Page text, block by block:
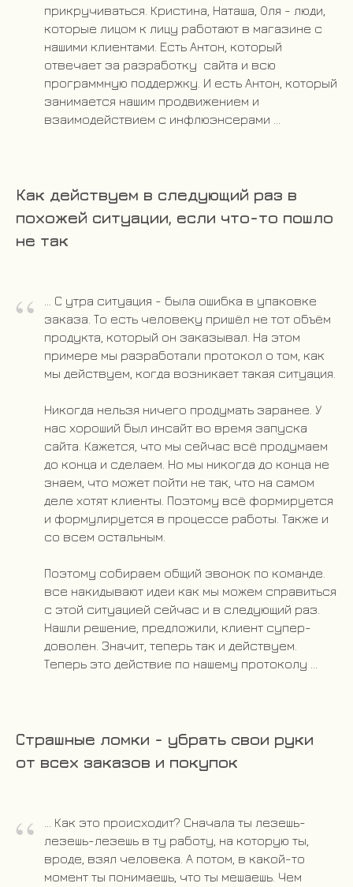
прикручиваться. Кристина, Наташа, Оля - люди,
которые лицом к лицу работают в магазине с
нашими клиентами. Есть Антон, который
отвечает за разработку сайта и всю
программную поддержку. И есть Антон, который
занимается нашим продвижением и
взаимодействием с инфлюэнсерами ...
Как действуем в следующий раз в
похожей ситуации, если что-то пошло
не так
“
... С утра ситуация - была ошибка в упаковке
заказа. То есть человеку пришёл не тот объём
продукта, который он заказывал. На этом
примере мы разработали протокол о том, как
мы действуем, когда возникает такая ситуация.
Никогда нельзя ничего продумать заранее. У
нас хороший был инсайт во время запуска
сайта. Кажется, что мы сейчас всё продумаем
до конца и сделаем. Но мы никогда до конца не
знаем, что может пойти не так, что на самом
деле хотят клиенты. Поэтому всё формируется
и формулируется в процессе работы. Также и
со всем остальным.
Поэтому собираем общий звонок по команде.
все накидывают идеи как мы можем справиться
с этой ситуацией сейчас и в следующий раз.
Нашли решение, предложили, клиент супер-
доволен. Значит, теперь так и действуем.
Теперь это действие по нашему протоколу ...
Страшные ломки - убрать свои руки
от всех заказов и покупок
“
... Как это происходит? Сначала ты лезешь-
лезешь-лезешь в ту работу, на которую ты,
вроде, взял человека. А потом, в какой-то
момент ты понимаешь, что ты мешаешь. Чем